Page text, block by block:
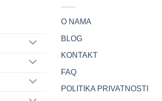
O NAMA
BLOG
KONTAKT
FAQ
POLITIKA PRIVATNOSTI